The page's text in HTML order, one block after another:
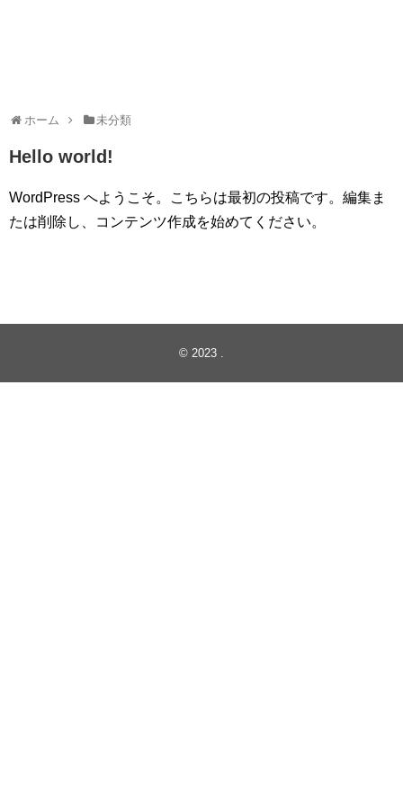
ホーム 未分類
Hello world!
WordPress へようこそ。こちらは最初の投稿です。編集ま
たは削除し、コンテンツ作成を始めてください。
© 2023 .